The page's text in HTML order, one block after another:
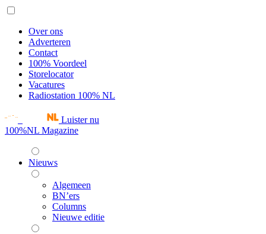
Over ons
Adverteren
Contact
100% Voordeel
Storelocator
Vacatures
Radiostation 100% NL
Luister nu
100%NL Magazine
Nieuws
Algemeen
BN’ers
Columns
Nieuwe editie